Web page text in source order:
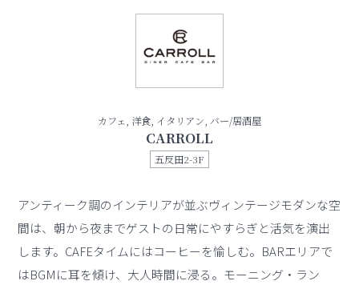
カフェ, 洋食, イタリアン, バー/居酒屋
CARROLL
五反田2-3F
アンティーク調のインテリアが並ぶヴィンテージモダンな空
間は、朝から夜までゲストの日常にやすらぎと活気を演出
します。CAFEタイムにはコーヒーを愉しむ。BARエリアで
はBGMに耳を傾け、大人時間に浸る。モーニング・ラン